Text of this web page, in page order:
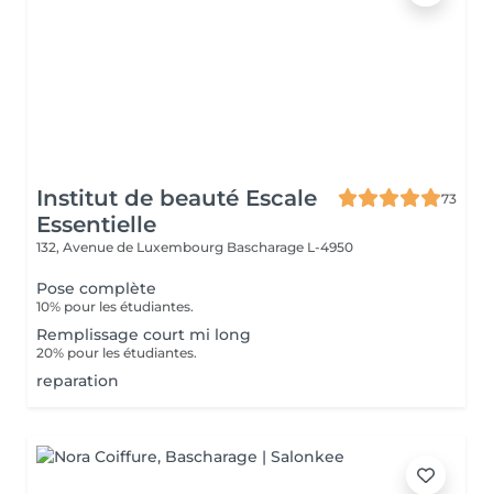
Institut de beauté Escale
Essentielle
73
132, Avenue de Luxembourg Bascharage L-4950
Pose complète
10% pour les étudiantes.
Remplissage court mi long
20% pour les étudiantes.
reparation